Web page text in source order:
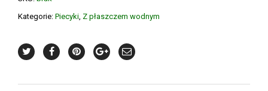
Kategorie: Piecyki, Z płaszczem wodnym